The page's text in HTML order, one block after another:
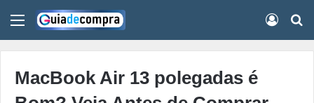
Menu
MacBook Air 13 polegadas é